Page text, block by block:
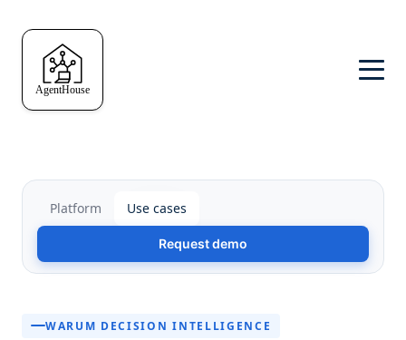
Platform Use cases
Request demo
WARUM DECISION INTELLIGENCE